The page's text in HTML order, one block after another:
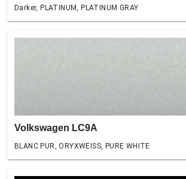
Darker, PLATINUM, PLATINUM GRAY
Volkswagen LC9A
BLANC PUR, ORYXWEISS, PURE WHITE